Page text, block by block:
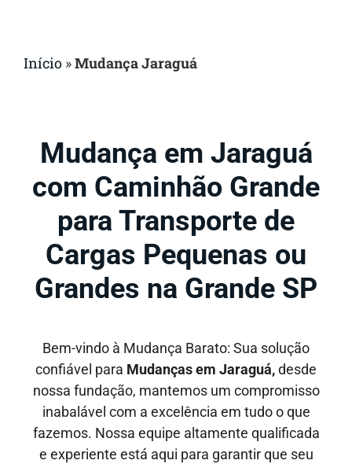
Início »Mudança Jaraguá
Mudança em Jaraguá
com Caminhão Grande
para Transporte de
Cargas Pequenas ou
Grandes na Grande SP
Bem-vindo à Mudança Barato: Sua solução
confiável para Mudanças em Jaraguá,desde
nossa fundação, mantemos um compromisso
inabalável com a excelência em tudo o que
fazemos. Nossa equipe altamente qualificada
e experiente está aqui para garantir que seu